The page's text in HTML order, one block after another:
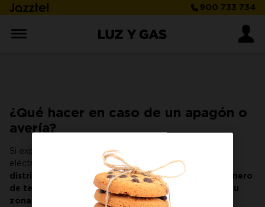
900 733 734
¿Qué hacer en caso de un apagón o
avería?
Si experimentas un apagón o avería en tu suministro
eléctrico, lo más rápido es que
contactes con tu
distribuidora
En tu factura podrás encontrar el número
de teléfono de la distribuidora correspondiente a tu
zona